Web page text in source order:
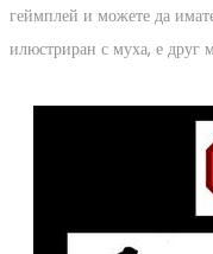
геймплей и можете да
илюстриран с муха, е друг